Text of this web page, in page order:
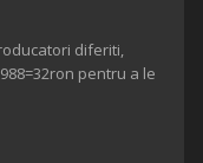
diferiti,
pentru a le